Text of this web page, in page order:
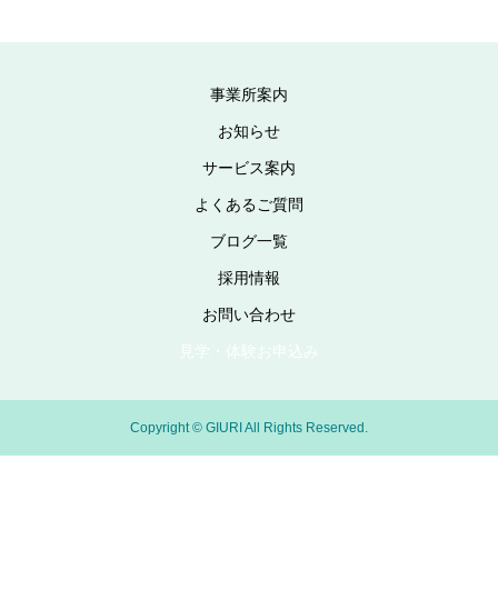
事業所案内
お知らせ
サービス案内
よくあるご質問
ブログ一覧
採用情報
お問い合わせ
見学・体験お申込み
Copyright © GIURI All Rights Reserved.